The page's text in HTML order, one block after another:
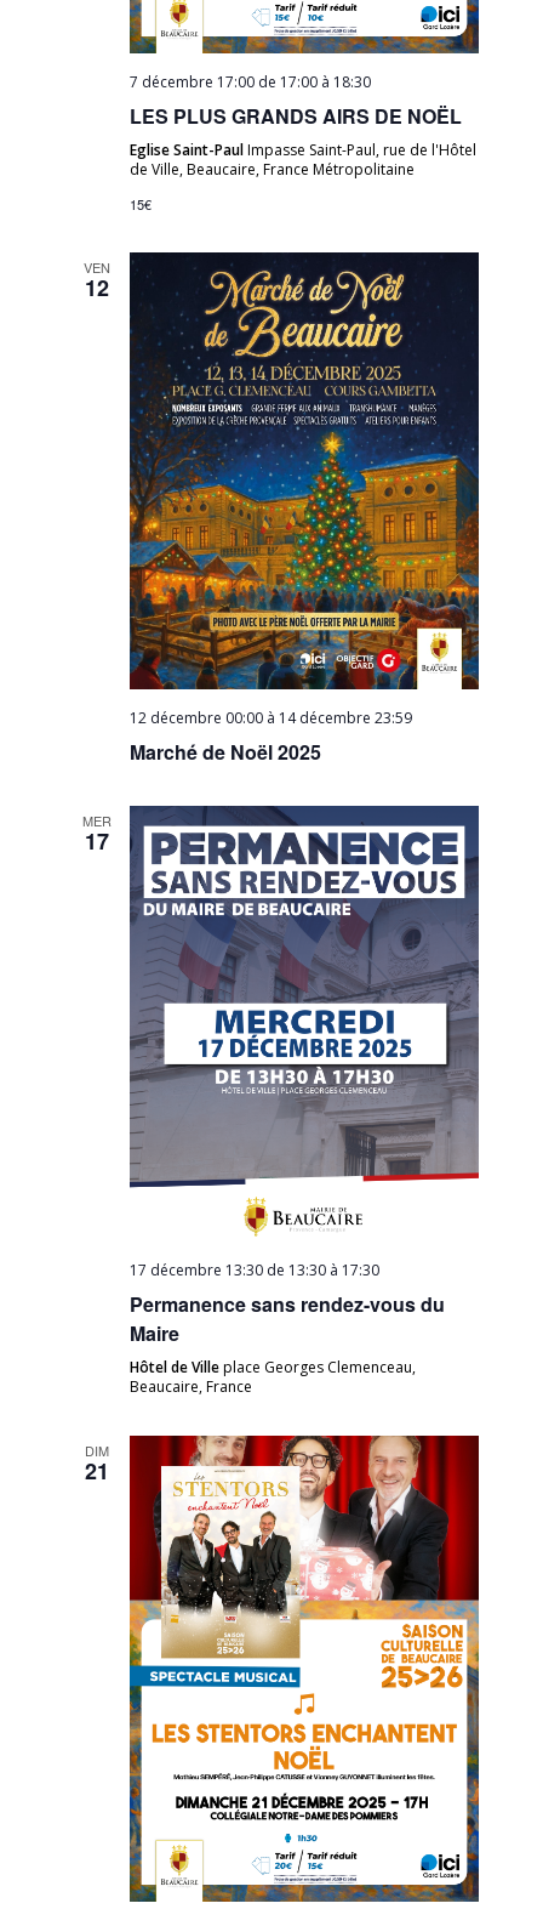
7 décembre 17:00 de 17:00 à 18:30
LES PLUS GRANDS AIRS DE NOËL
Eglise Saint-PaulImpasse Saint-Paul, rue de l'Hôtel
de Ville, Beaucaire, France Métropolitaine
15€
VEN
12
12 décembre 00:00 à 14 décembre 23:59
Marché de Noël 2025
MER
17
17 décembre 13:30 de 13:30 à 17:30
Permanence sans rendez-vous du
Maire
Hôtel de Villeplace Georges Clemenceau,
Beaucaire, France
DIM
21